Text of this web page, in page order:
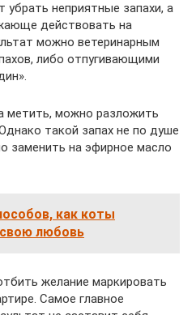
убрать неприятные запахи, а
действовать на
можно ветеринарным
либо отпугивающими
метить, можно разложить
такой запах не по душе
заменить на эфирное масло
как коты
любовь
желание маркировать
Самое главное